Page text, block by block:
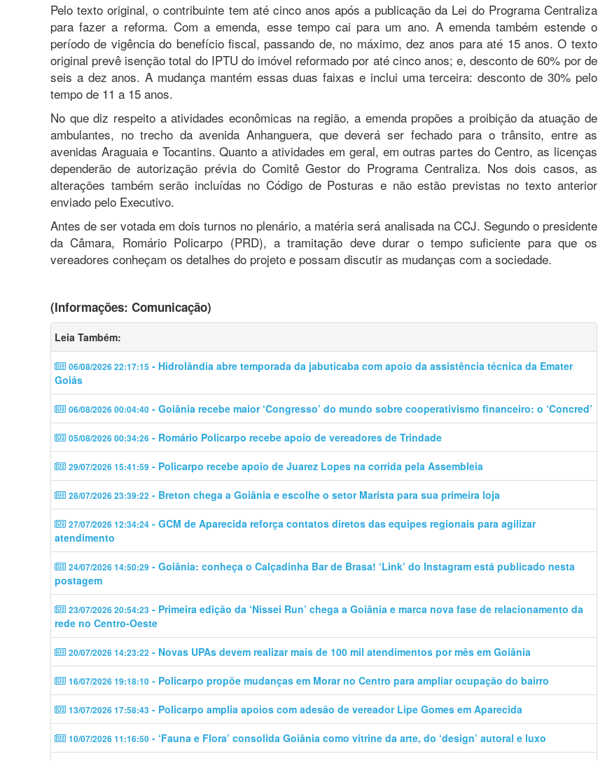
Pelo texto original, o contribuinte tem até cinco anos após a publicação da Lei do Programa Centraliza
para fazer a reforma. Com a emenda, esse tempo cai para um ano. A emenda também estende o
período de vigência do benefício fiscal, passando de, no máximo, dez anos para até 15 anos. O texto
original prevê isenção total do IPTU do imóvel reformado por até cinco anos; e, desconto de 60% por de
seis a dez anos. A mudança mantém essas duas faixas e inclui uma terceira: desconto de 30% pelo
tempo de 11 a 15 anos.
No que diz respeito a atividades econômicas na região, a emenda propões a proibição da atuação de
ambulantes, no trecho da avenida Anhanguera, que deverá ser fechado para o trânsito, entre as
avenidas Araguaia e Tocantins. Quanto a atividades em geral, em outras partes do Centro, as licenças
dependerão de autorização prévia do Comitê Gestor do Programa Centraliza. Nos dois casos, as
alterações também serão incluídas no Código de Posturas e não estão previstas no texto anterior
enviado pelo Executivo.
Antes de ser votada em dois turnos no plenário, a matéria será analisada na CCJ. Segundo o presidente
da Câmara, Romário Policarpo (PRD), a tramitação deve durar o tempo suficiente para que os
vereadores conheçam os detalhes do projeto e possam discutir as mudanças com a sociedade.
(Informações: Comunicação)
Leia Também:
06/08/2026 22:17:15 - Hidrolândia abre temporada da jabuticaba com apoio da assistência técnica da Emater
Goiás
06/08/2026 00:04:40 - Goiânia recebe maior ‘Congresso’ do mundo sobre cooperativismo financeiro: o ‘Concred’
05/08/2026 00:34:26 - Romário Policarpo recebe apoio de vereadores de Trindade
29/07/2026 15:41:59 - Policarpo recebe apoio de Juarez Lopes na corrida pela Assembleia
28/07/2026 23:39:22 - Breton chega a Goiânia e escolhe o setor Marista para sua primeira loja
27/07/2026 12:34:24 - GCM de Aparecida reforça contatos diretos das equipes regionais para agilizar
atendimento
24/07/2026 14:50:29 - Goiânia: conheça o Calçadinha Bar de Brasa! ‘Link’ do Instagram está publicado nesta
postagem
23/07/2026 20:54:23 - Primeira edição da ‘Nissei Run’ chega a Goiânia e marca nova fase de relacionamento da
rede no Centro-Oeste
20/07/2026 14:23:22 - Novas UPAs devem realizar mais de 100 mil atendimentos por mês em Goiânia
16/07/2026 19:18:10 - Policarpo propõe mudanças em Morar no Centro para ampliar ocupação do bairro
13/07/2026 17:58:43 - Policarpo amplia apoios com adesão de vereador Lipe Gomes em Aparecida
10/07/2026 11:16:50 - ‘Fauna e Flora’ consolida Goiânia como vitrine da arte, do ‘design’ autoral e luxo